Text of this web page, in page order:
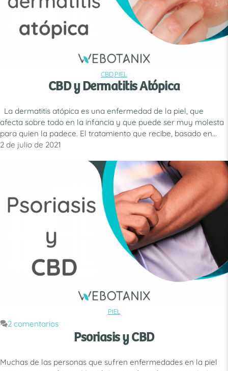
CATEGORÍAS
CBDPIEL
CBD y Dermatitis Atópica
La dermatitis atópica es una enfermedad de la piel, que
afecta sobre todo en la infancia y que puede ser muy molesta
para quien la padece. El tratamiento que recibe, basado en
corticoides, puede tener efectos secundarios muy duraderos,
enfermedad. Cabe señalar …Leer más
2 de julio de 2021
CATEGORÍAS
PIEL
2 comentarios
Psoriasis y CBD
Muchas de las personas que sufren enfermedades en la piel